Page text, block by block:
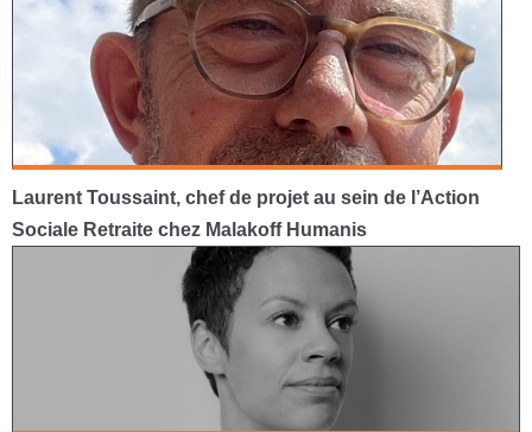
Laurent Toussaint, chef de projet au sein de l’Action
Sociale Retraite chez Malakoff Humanis